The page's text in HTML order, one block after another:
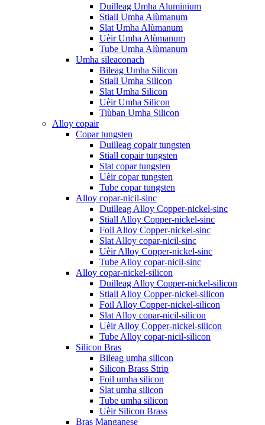
Duilleag Umha Aluminium
Stiall Umha Alùmanum
Slat Umha Alùmanum
Uèir Umha Alùmanum
Tube Umha Alùmanum
Umha sileaconach
Bileag Umha Silicon
Stiall Umha Silicon
Slat Umha Silicon
Uèir Umha Silicon
Tiùban Umha Silicon
Alloy copair
Copar tungsten
Duilleag copair tungsten
Stiall copair tungsten
Slat copar tungsten
Uèir copar tungsten
Tube copar tungsten
Alloy copar-nicil-sinc
Duilleag Alloy Copper-nickel-sinc
Stiall Alloy Copper-nickel-sinc
Foil Alloy Copper-nickel-sinc
Slat Alloy copar-nicil-sinc
Uèir Alloy Copper-nickel-sinc
Tube Alloy copar-nicil-sinc
Alloy copar-nickel-silicon
Duilleag Alloy Copper-nickel-silicon
Stiall Alloy Copper-nickel-silicon
Foil Alloy Copper-nickel-silicon
Slat Alloy copar-nicil-silicon
Uèir Alloy Copper-nickel-silicon
Tube Alloy copar-nicil-silicon
Silicon Bras
Bileag umha silicon
Silicon Brass Strip
Foil umha silicon
Slat umha silicon
Tube umha silicon
Uèir Silicon Brass
Bras Manganese